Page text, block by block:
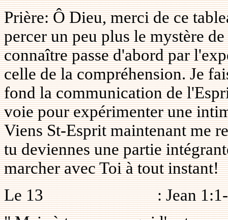
Prière: Ô Dieu, merci de ce
percer un peu plus le mystère
connaître passe d'abord par
celle de la compréhension. Je
fond la communication de
voie pour expérimenter une
Viens St-Esprit maintenant me
tu deviennes une partie
marcher avec Toi à tout instant!
Le 13
: Jean